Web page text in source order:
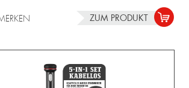
ZUM PRODUKT